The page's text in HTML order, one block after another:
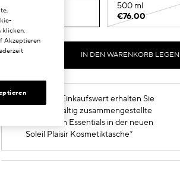
500 ml
€76.00
IN DEN WARENKORB LEGEN
Ab 160 € Einkaufswert erhalten Sie
eine sorgfältig zusammengestellte
Auswahl an Essentials in der neuen
Soleil Plaisir Kosmetiktasche*
klicken.
Akzeptieren